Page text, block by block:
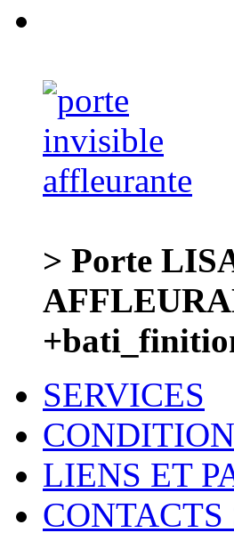
> Porte
SERVICES
LIENS ET
CONTACTS